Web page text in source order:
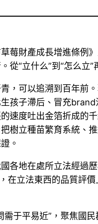
莓財產成長增進條例
從“立什么”到“怎么立
，可以追溯到百年前
孩子滯后、冒充
速度吐出金箔折成的
樹立種苗繁育系統、
。
各地在處所立法經過
在立法東西的品質評
需于平易近”，聚焦國